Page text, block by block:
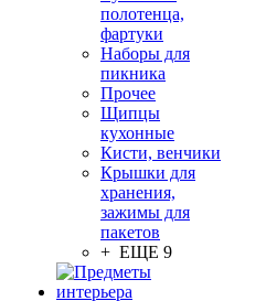
полотенца,
фартуки
Наборы для
пикника
Прочее
Щипцы
кухонные
Кисти, венчики
Крышки для
хранения,
зажимы для
пакетов
+ ЕЩЕ 9